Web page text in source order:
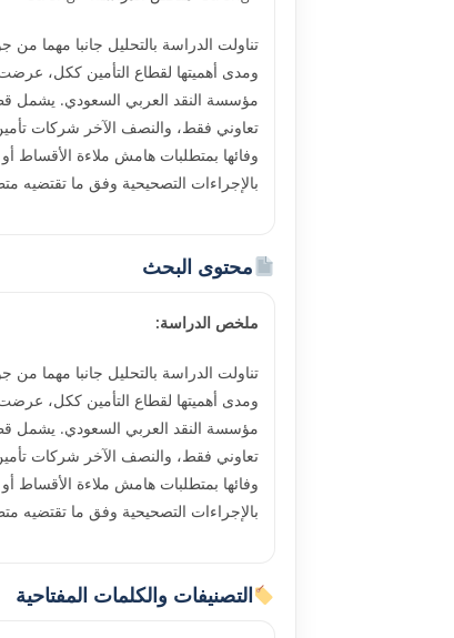
تناولت الدراسة بالتحليل جانبا مهما
ومدى أهميتها لقطاع التأمين ككل،
تعاوني فقط، والنصف الآخر شركات
وفائها بمتطلبات هامش ملاءة الأقساط
بالإجراءات التصحيحية وفق ما تقتضيه
محتوى البحث
ملخص الدراسة:
تناولت الدراسة بالتحليل جانبا مهما
ومدى أهميتها لقطاع التأمين ككل،
تعاوني فقط، والنصف الآخر شركات
وفائها بمتطلبات هامش ملاءة الأقساط
بالإجراءات التصحيحية وفق ما تقتضيه
التصنيفات والكلمات المفتاحية